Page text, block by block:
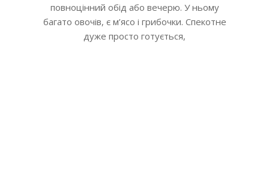
повноцінний обід або вечерю. У ньому
багато овочів, є м’ясо і грибочки. Спекотне
дуже просто готується,